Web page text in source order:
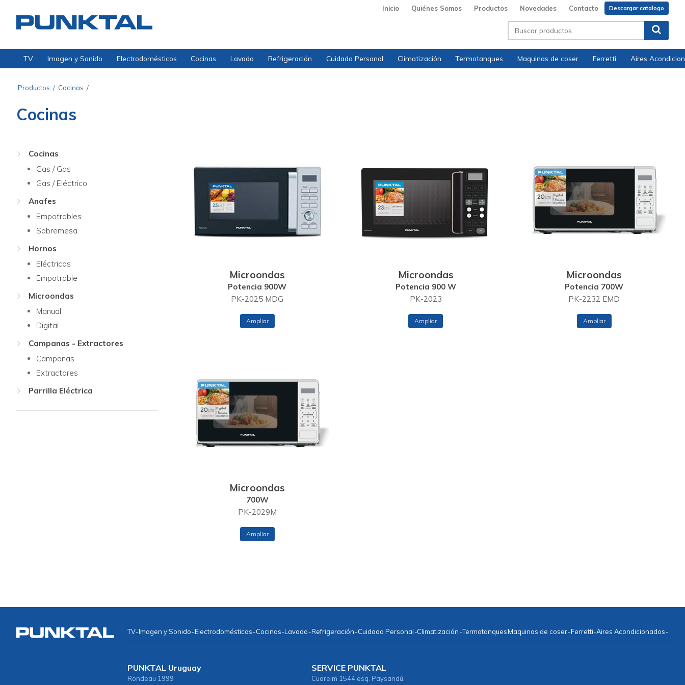
Inicio Quiénes Somos Productos Novedades Contacto Descargar catalogo
TV Imagen y Sonido Electrodomésticos Cocinas Lavado Refrigeración Cuidado Personal Climatización Termotanques Maquinas de coser Ferretti Aires
Productos / Cocinas /
Cocinas
Cocinas
Gas / Gas
Gas / Eléctrico
Anafes
Empotrables
Sobremesa
Hornos
Eléctricos
Empotrable
Microondas
Manual
Digital
Campanas - Extractores
Campanas
Extractores
Parrilla Eléctrica
Microondas
Potencia 900W
PK-2025 MDG
Ampliar
Microondas
Potencia 900 W
PK-2023
Ampliar
Microondas
Potencia 700W
PK-2232 EMD
Ampliar
Microondas
700W
PK-2029M
Ampliar
TV-Imagen y Sonido-Electrodomésticos-Cocinas-Lavado-Refrigeración-Cuidado Personal-Climatización-TermotanquesMaquinas de coser-Ferretti-Aires Acondicionados-
PUNKTAL Uruguay
Rondeau 1999
SERVICE PUNKTAL
Cuareim 1544 esq. Paysandú.